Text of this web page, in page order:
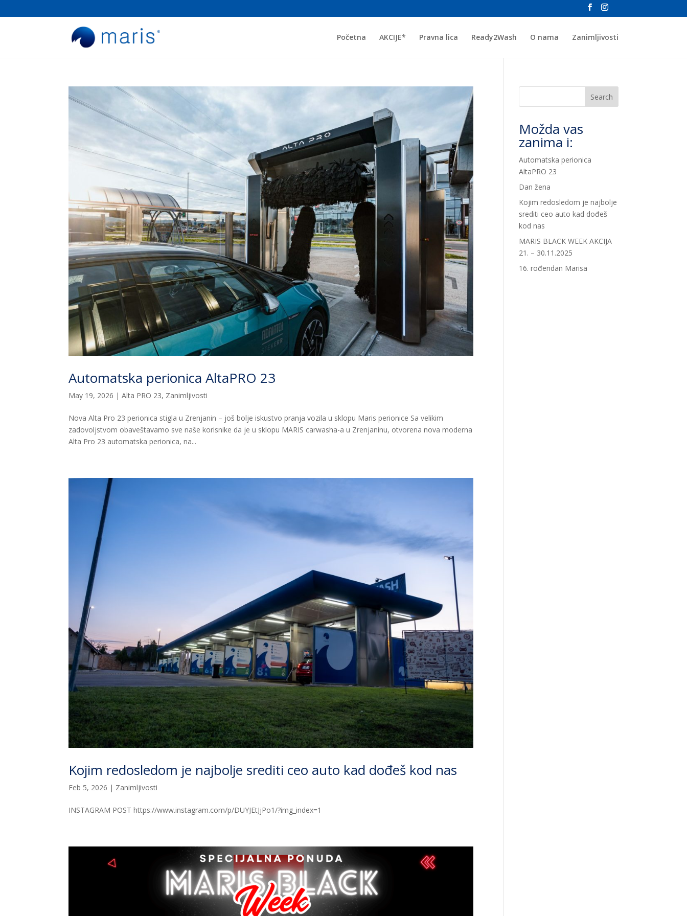
Početna AKCIJE* Pravna lica Ready2Wash O nama Zanimljivosti
Automatska perionica AltaPRO 23
May 19, 2026 |Alta PRO 23, Zanimljivosti
Nova Alta Pro 23 perionica stigla u Zrenjanin – još bolje iskustvo pranja vozila u sklopu Maris perionice Sa velikim
zadovoljstvom obaveštavamo sve naše korisnike da je u sklopu MARIS carwasha-a u Zrenjaninu, otvorena nova moderna
Alta Pro 23 automatska perionica, na...
Kojim redosledom je najbolje srediti ceo auto kad dođeš kod nas
Feb 5, 2026 | Zanimljivosti
INSTAGRAM POST https://www.instagram.com/p/DUYJEtJjPo1/?img_index=1
Search
Možda vas
zanima i:
Automatska perionica
AltaPRO 23
Dan žena
Kojim redosledom je najbolje
srediti ceo auto kad dođeš
kod nas
MARIS BLACK WEEK AKCIJA
21. – 30.11.2025
16. rođendan Marisa